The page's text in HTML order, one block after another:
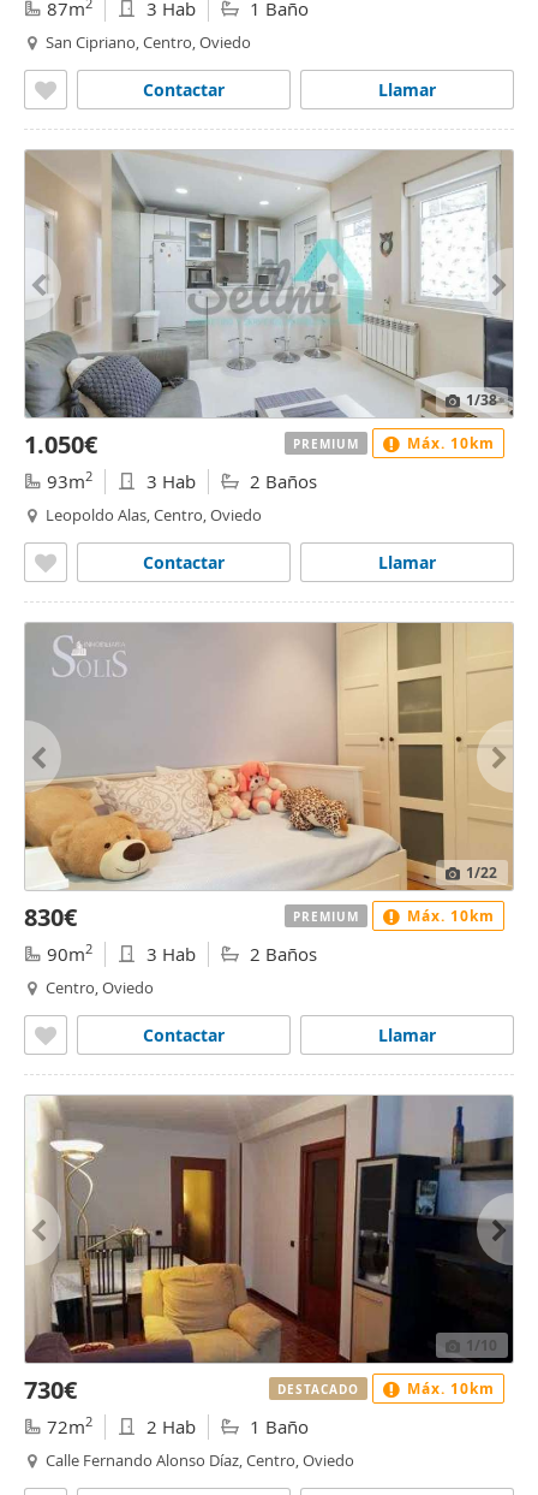
87m 3 Hab 1 Baño
San Cipriano, Centro, Oviedo
Llamar
Contactar
1/38
1.050€
93m2 3 Hab 2 Baños
Leopoldo Alas, Centro, Oviedo
Llamar
Contactar
PREMIUM Máx. 10km
1/22
830€
90m2 3 Hab 2 Baños
Centro, Oviedo
Llamar
Contactar
PREMIUM Máx. 10km
1/10
730€
72m2 2 Hab 1 Baño
Calle Fernando Alonso Díaz, Centro, Oviedo
DESTACADO Máx. 10km